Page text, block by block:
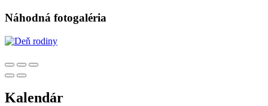
Náhodná fotogaléria
Kalendár